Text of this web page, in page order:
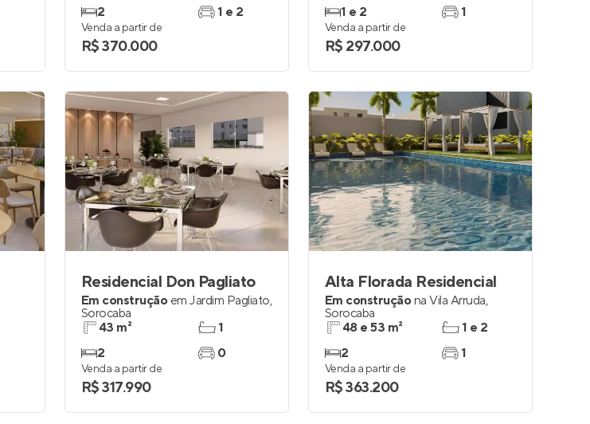
2
1 e 2
Venda a partir de
R$ 370.000
1 e 2
1
Venda a partir de
R$ 297.000
Residencial Don Pagliato
Em construção em Jardim Pagliato,
Sorocaba
43 m²
2
1
0
Venda a partir de
R$ 317.990
Alta Florada Residencial
Em construçãona Vila Arruda,
Sorocaba
48 e 53 m²
2
1 e 2
1
Venda a partir de
R$ 363.200